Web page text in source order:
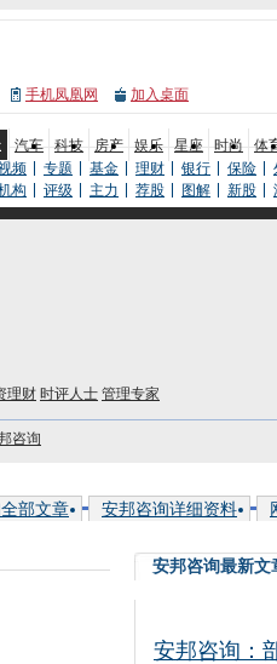
手机凤凰网 加入桌面
汽车 科技 房产 娱乐 星座 时尚
体
频 专题 基金 理财 银行 保险
构 评级 主力 荐股 图解 新股
理财 时评人士 管理专家
咨询
部文章 安邦咨询详细资料
安邦咨询最新文
安邦咨询：